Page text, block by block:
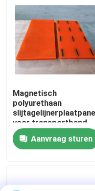
Fabrieksreis
Kwaliteitscontrole
Contacteer ons
nieuws
Alumina
Magnetisch
polyurethaan
voor transportband,
hopper
Aanvraag sturen